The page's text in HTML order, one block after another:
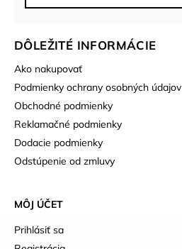
DÔLEŽITÉ INFORMÁCIE
Ako nakupovať
Podmienky ochrany osobných údajov
Obchodné podmienky
Reklamačné podmienky
Dodacie podmienky
Odstúpenie od zmluvy
MÔJ ÚČET
Prihlásiť sa